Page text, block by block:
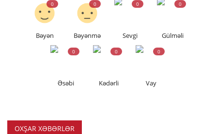
Bəyən
0
Bəyənmə
0
Sevgi
0
Gülməli
0
Əsəbi
0
Kədərli
0
Vay
0
OXŞAR XƏBƏRLƏR